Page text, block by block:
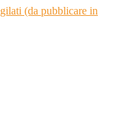
(da pubblicare in